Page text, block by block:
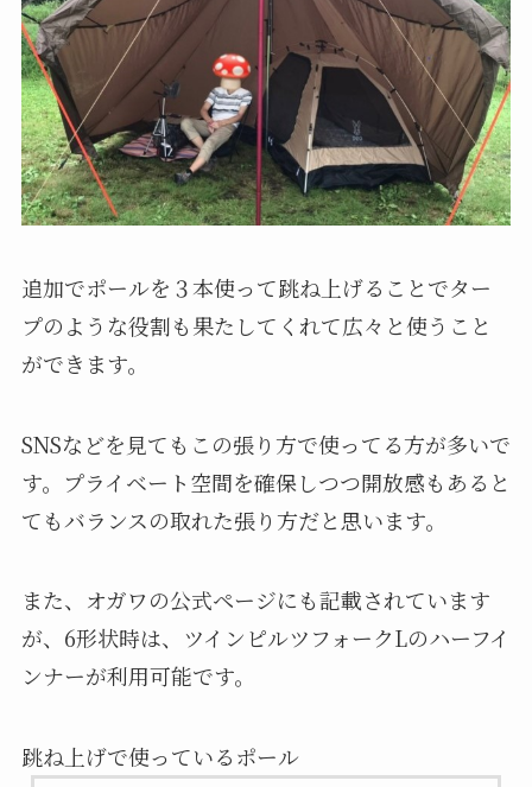
追加でポールを３本使って跳ね上げることでター
プのような役割も果たしてくれて広々と使うこと
ができます。
SNSなどを見てもこの張り方で使ってる方が多いで
す。プライベート空間を確保しつつ開放感もあると
てもバランスの取れた張り方だと思います。
また、オガワの公式ページにも記載されています
が、6形状時は、ツインピルツフォークLのハーフイ
ンナーが利用可能です。
跳ね上げで使っているポール